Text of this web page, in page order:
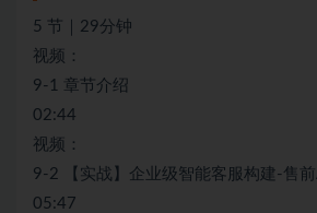
5 节｜29分钟
视频：
9-1 章节介绍
02:44
视频：
9-2 【实战】企业级智能客服构建-售前
05:47